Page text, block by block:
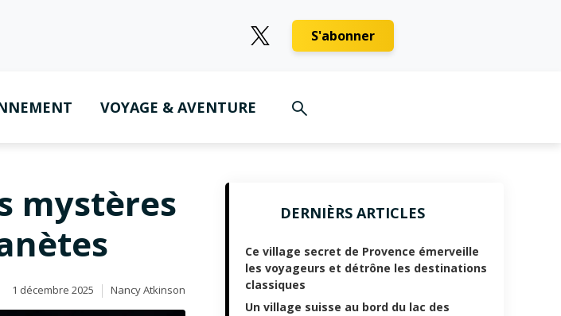
S'abonner
VOYAGE & AVENTURE
mystères
1 décembre 2025 Nancy Atkinson
DERNIÈRS ARTICLES
Ce village secret de Provence émerveille
les voyageurs et détrône les destinations
classiques
Un village suisse au bord du lac des